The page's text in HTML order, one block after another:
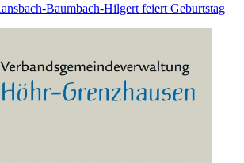
Baumbach-Hilgert feiert Geburtstag